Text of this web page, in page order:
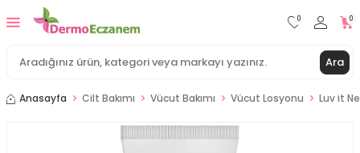
Ara
0 0
Anasayfa Cilt Bakımı Vücut Bakımı Vücut Losyonu Luv it